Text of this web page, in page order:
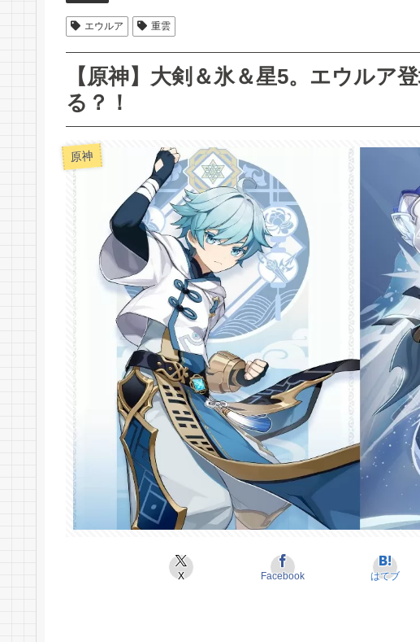
エウルア 重雲
【原神】大剣＆氷＆星5。エウルア
る？！
原神
X Facebook はてブ